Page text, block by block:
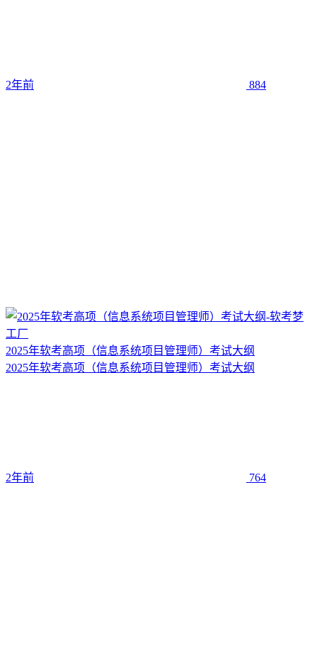
2年前 884
2025年软考高项（信息系统项目管理师）考试大纲
2025年软考高项（信息系统项目管理师）考试大纲
2年前 764